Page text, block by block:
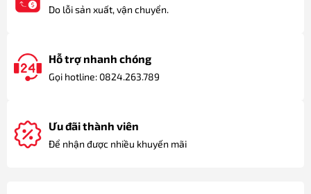
Do lỗi sản xuất, vận chuyển.
Hỗ trợ nhanh chóng
Gọi hotline: 0824.263.789
Ưu đãi thành viên
Để nhận được nhiều khuyến mãi